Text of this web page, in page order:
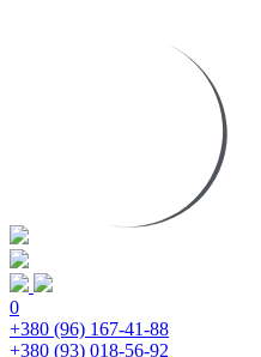
0
+380 (96) 167-41-88
+380 (93) 018-56-92